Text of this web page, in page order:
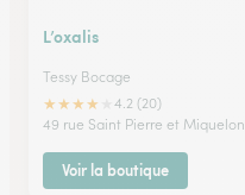
L’oxalis
Tessy Bocage
★★★★
4.2 (20)
49 rue Saint Pierre et Miquelon
Voir la boutique